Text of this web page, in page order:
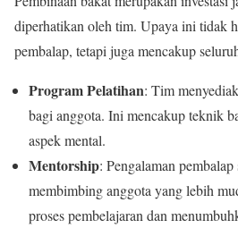
diperhatikan oleh tim. Upaya ini tidak
pembalap, tetapi juga mencakup
Program Pelatihan: Tim
bagi anggota. Ini mencakup teknik
aspek mental.
Mentorship: Pengalaman
membimbing anggota yang lebih
proses pembelajaran dan